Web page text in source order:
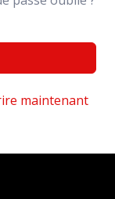
maintenant